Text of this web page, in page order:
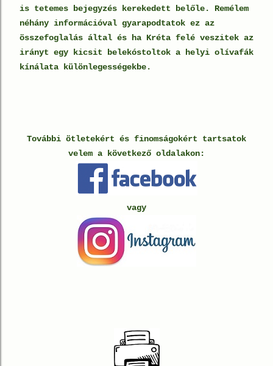
is tetemes bejegyzés kerekedett belőle. Remélem
néhány információval gyarapodtatok ez az
összefoglalás által és ha Kréta felé veszitek az
irányt egy kicsit belekóstoltok a helyi olívafák
kínálata különlegességekbe.
További ötletekért és finomságokért tartsatok
velem a következő oldalakon:
vagy